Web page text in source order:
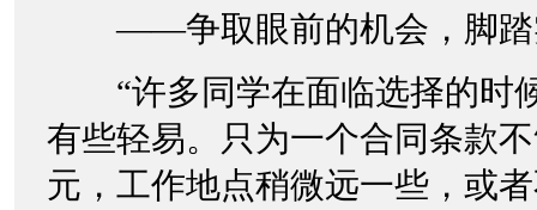
——争取眼前的机会，脚踏
“许多同学在面临选择的时
有些轻易。只为一个合同条款
元，工作地点稍微远一些，或